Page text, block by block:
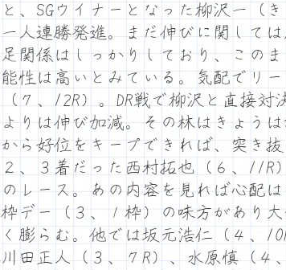
と、SGウイナーとなった柳沢一（
一人連勝発進。まだ伸びに関して
足関係はしっかりしており、この
能性は高いとみている。気配でリ
（７、12R）。DR戦で柳沢と直接
よりは伸び加減。その林はきょう
から好位をキープできれば、突き
２、３着だった西村拓也（６、11R
のレース。あの内容を見れば心配
枠デー（３、１枠）の味方があり
く膨らむ。他では坂元浩仁（４、
川田正人（３、７R）、水原慎（４